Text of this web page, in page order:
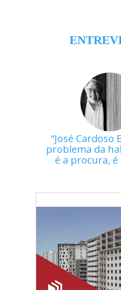
José Cardoso
problema da
é a procura,